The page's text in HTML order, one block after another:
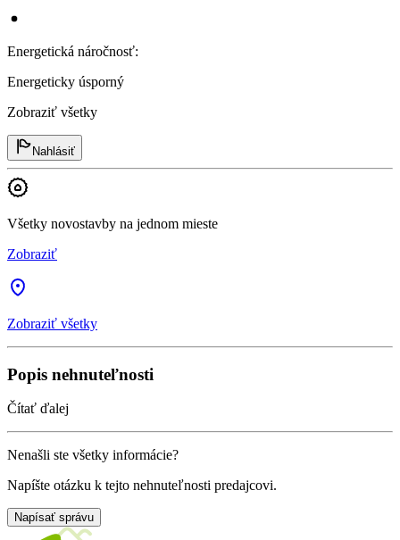
Energetická náročnosť:
Energeticky úsporný
Zobraziť všetky
Nahlásiť
Všetky novostavby na jednom mieste
Zobraziť
Zobraziť všetky
Popis nehnuteľnosti
Čítať ďalej
Nenašli ste všetky informácie?
Napíšte otázku k tejto nehnuteľnosti predajcovi.
Napísať správu